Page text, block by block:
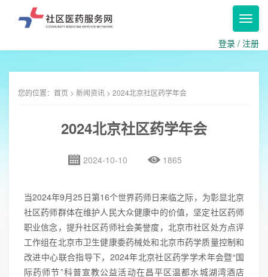
登录 / 注册
您的位置： 首页 > 新闻资讯 > 2024北京社区药学年会
2024北京社区药学年会
2024-10-10 1865
当2024年9月25日第16个世界药师日来临之际，为彰显北京
社区药师群体在维护人民大众健康中的价值，坚定社区药师
职业信念，提升社区药师社会美誉度，北京市社区处方点评
工作组在北京市卫生健康委药械处和北京市药学质量控制和
改进中心联合指导下，2024年北京社区药学学术年会暨“国
际药师节”科普宣教公益活动在昌平区温都水城湖湾酒店